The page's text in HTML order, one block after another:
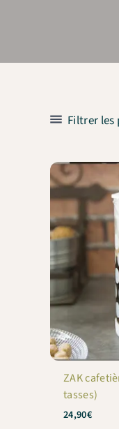
Filtrer
ZAK
tasses)
24,90€